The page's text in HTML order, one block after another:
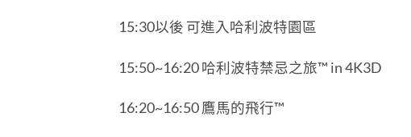
15:30以後 可進入哈利波特園區
15:50~16:20 哈利波特禁忌之旅™ in 4K3D
16:20~16:50 鷹馬的飛行™